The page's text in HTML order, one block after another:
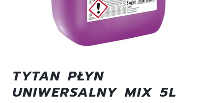
TYTAN PŁYN
UNIWERSALNY MIX 5L